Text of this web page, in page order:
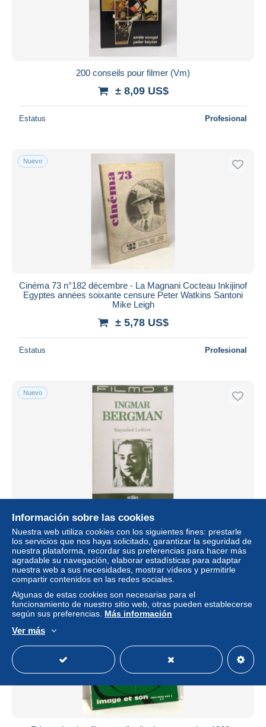
200 conseils pour filmer (Vm)
± 8,09 US$
Estatus Profesional
Nuevo
Cinéma 73 n°182 décembre - La Magnani Cocteau Inkijinof
Egyptes années soixante censure Peter Watkins Santoni
Mike Leigh
± 5,78 US$
Estatus Profesional
Nuevo
Ingmar Bergman
± 20,80 US$
Estatus Profesional
Nuevo
Información sobre las cookies
Nuestra web utiliza cookies con los siguientes fines: prestarle
los servicios que nos haya solicitado, garantizar la seguridad de
nuestra plataforma, recordar sus preferencias para hacer más
agradable su navegación, elaborar estadísticas para adaptar
nuestra web a sus necesidades, mostrar vídeos y permitirle
compartir contenidos en las redes sociales.
Algunas de estas cookies son necesarias para el
funcionamiento de nuestro sitio web, otras pueden establecerse
según sus preferencias. Más información
Ver más